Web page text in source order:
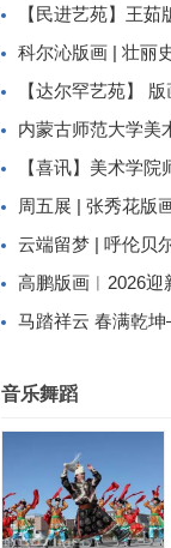
【民进艺苑】王
科尔沁版画 | 壮丽史
【达尔罕艺苑】
内蒙古师范大学美术学院2026届本科
【喜讯】美术学院师生26幅作品入
周五展 | 张秀花版
云端留梦 | 呼伦贝尔文艺
高鹏版画︱2026迎
马踏祥云 春满乾坤——2026内蒙
音乐舞蹈